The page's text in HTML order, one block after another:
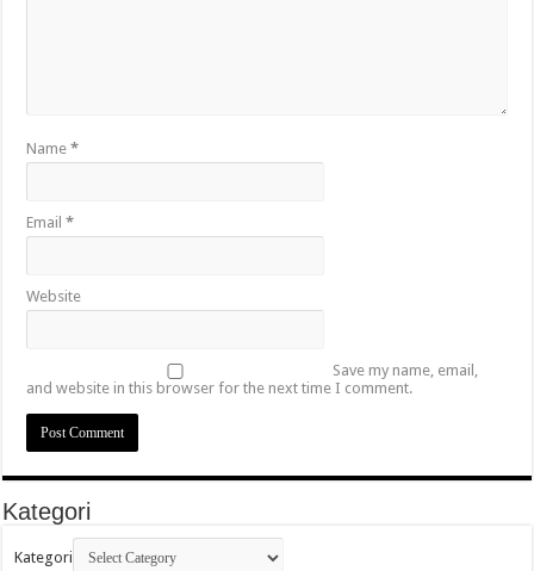
Name*
Email*
Website
Save my name, email,
and website in this browser for the next time I comment.
Kategori
Kategori